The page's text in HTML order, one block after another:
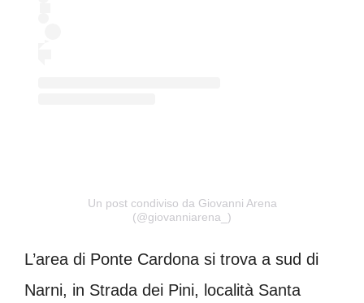
Un post condiviso da Giovanni Arena
(@giovanniarena_)
L’area di Ponte Cardona si trova a sud di
Narni, in Strada dei Pini, località Santa